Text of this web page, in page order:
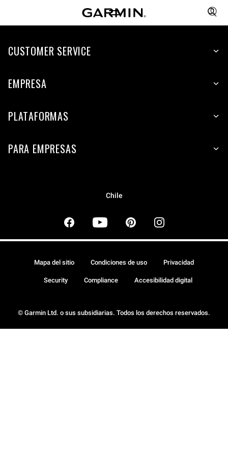
CUSTOMER SERVICE
EMPRESA
PLATAFORMAS
PARA EMPRESAS
Chile
© Garmin Ltd. o sus subsidiarias. Todos los derechos reservados.
Mapa del sitio Condiciones de uso Privacidad
Security Compliance Accesibilidad digital